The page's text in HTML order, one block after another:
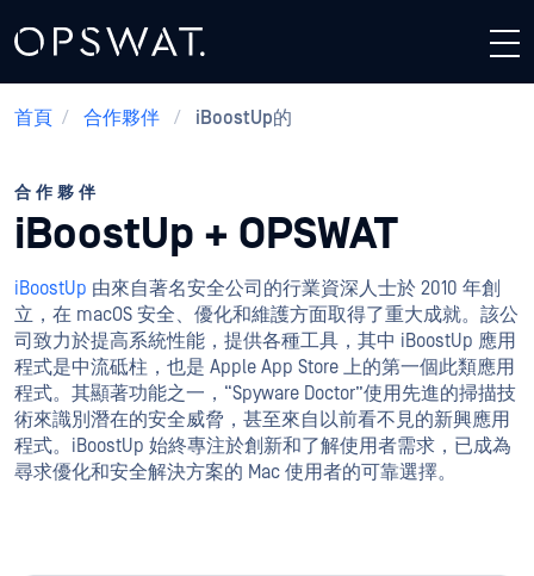
首頁 / 合作夥伴 / iBoostUp的
合作夥伴
iBoostUp + OPSWAT
iBoostUp 由來自著名安全公司的行業資深人士於 2010 年創
立，在 macOS 安全、優化和維護方面取得了重大成就。該公
司致力於提高系統性能，提供各種工具，其中 iBoostUp 應用
程式是中流砥柱，也是 Apple App Store 上的第一個此類應用
程式。其顯著功能之一，“Spyware Doctor”使用先進的掃描技
術來識別潛在的安全威脅，甚至來自以前看不見的新興應用
程式。iBoostUp 始終專注於創新和了解使用者需求，已成為
尋求優化和安全解決方案的 Mac 使用者的可靠選擇。